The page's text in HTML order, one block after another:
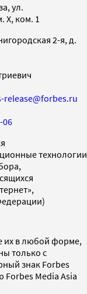
ул.
X, ком. 1
2-я, д.
release@forbes.ru
06
технологии
их в любой форме,
только с
знак Forbes
Forbes Media Asia